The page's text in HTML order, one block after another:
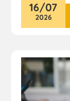
16/07
2026